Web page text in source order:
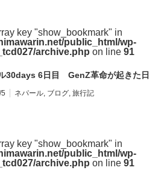
key "show_bookmark" in
public_html/wp-
archive.php on line 91
30days 6日目 GenZ革命が起きた日
ネパール, ブログ, 旅行記
key "show_bookmark" in
public_html/wp-
archive.php on line 91